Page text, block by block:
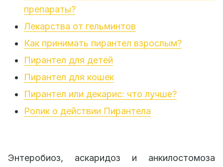
препараты?
Лекарства от гельминтов
Как принимать пирантел взрослым?
Пирантел для детей
Пирантел для кошек
Пирантел или декарис: что лучше?
Ролик о действии Пирантела
Энтеробиоз, аскаридоз и анкилостомоза